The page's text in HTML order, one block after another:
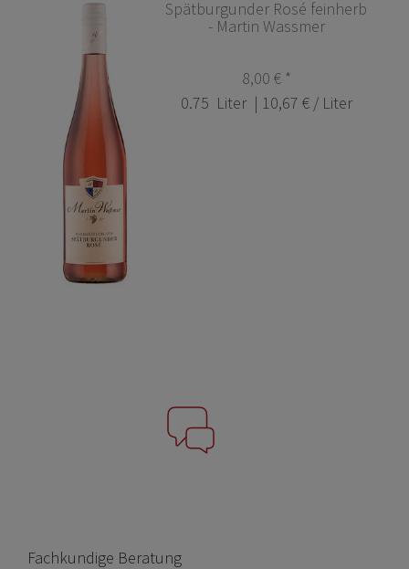
Spätburgunder Rosé feinherb
- Martin Wassmer
8,00 € *
0.75 Liter | 10,67 € / Liter
Fachkundige Beratung